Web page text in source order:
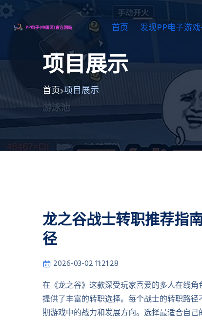
首页 发现PP电子游
项目展示
首页 项目展示
龙之谷战士转职推荐指
径
2026-03-02 11:21:28
在《龙之谷》这款深受玩家喜爱的多人在线
提供了丰富的转职选择。每个战士的转职路
期游戏中的战力和发展方向。选择最适合自